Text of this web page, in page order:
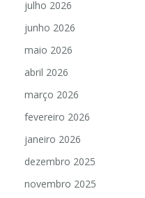
julho 2026
junho 2026
maio 2026
abril 2026
março 2026
fevereiro 2026
janeiro 2026
dezembro 2025
novembro 2025